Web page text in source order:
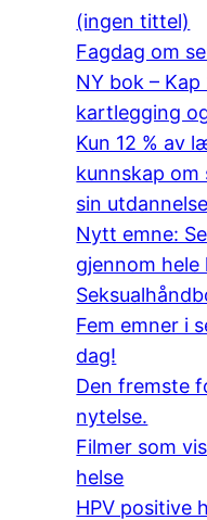
(ingen tittel)
Fagdag om
NY bok – Kap
kartlegging
Kun 12 % av
kunnskap om
sin utdannelse
Nytt emne:
gjennom hele
Fem emner i
dag!
Den fremste
nytelse.
Filmer som
helse
HPV positive